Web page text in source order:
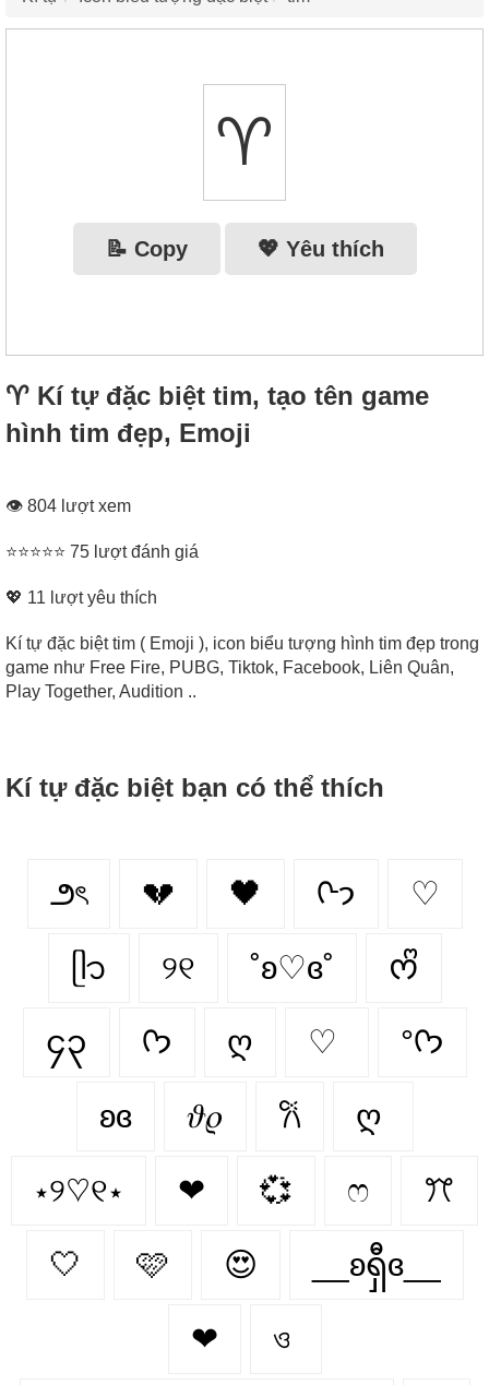
♈︎
📝 Copy 💖 Yêu thích
♈︎ Kí tự đặc biệt tim, tạo tên game
hình tim đẹp, Emoji
👁 804 lượt xem
⭐⭐⭐⭐⭐ 75 lượt đánh giá
💖 11 lượt yêu thích
Kí tự đặc biệt tim ( Emoji ), icon biểu tượng hình tim đẹp trong
game như Free Fire, PUBG, Tiktok, Facebook, Liên Quân,
Play Together, Audition ..
Kí tự đặc biệt bạn có thể thích
౨ৎ 💔 🖤 ᢉ𐭩 ♡
ᥫ᭡ ୨୧ ˚ʚ♡ɞ˚ ᰔᩚ
၄၃ ᡣ𐭩 ღ ♡ °ᡣ𐭩
ʚɞ 𝜗𝜚 𐙚 ღ
⋆୨♡୧⋆ ❤︎ 💞 ෆ ꔫ
🤍 🩷 😍 __ʚရှီɞ__
❤ ও